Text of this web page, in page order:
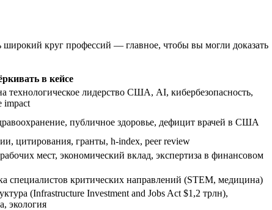
круг профессий — главное, чтобы вы могли доказать
в кейсе
технологическое лидерство США, AI, кибербезопасность,
impact
публичное здоровье, дефицит врачей в США
цитирования, гранты, h-index, peer review
мест, экономический вклад, экспертиза в финансовом
специалистов критических направлений (STEM, медицина)
(Infrastructure Investment and Jobs Act $1,2 трлн),
экология